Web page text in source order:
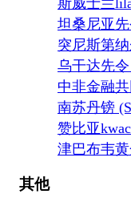
斯威士兰
坦桑尼亚
突尼斯第
乌干达先
中非金融
南苏丹镑
赞比亚
津巴布韦
其他